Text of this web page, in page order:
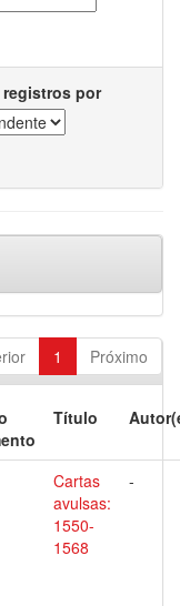
registros por
1 Próximo
Título
Cartas
avulsas:
1550-
1568
-